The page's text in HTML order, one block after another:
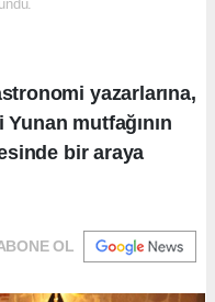
yazarlarına,
mutfağının
bir araya
OL